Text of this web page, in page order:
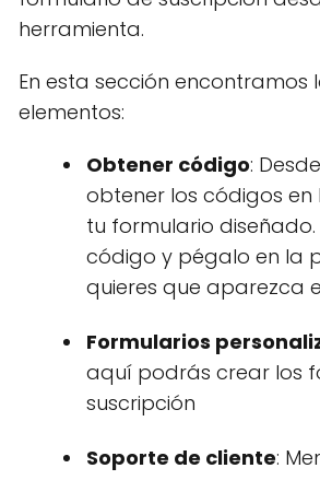
herramienta.
En esta sección encontramos
elementos:
Obtener código:
obtener los códigos en
tu formulario
código y pégalo en la
quieres que aparezca
Formularios
aquí podrás crear los
suscripción
Soporte de cliente: